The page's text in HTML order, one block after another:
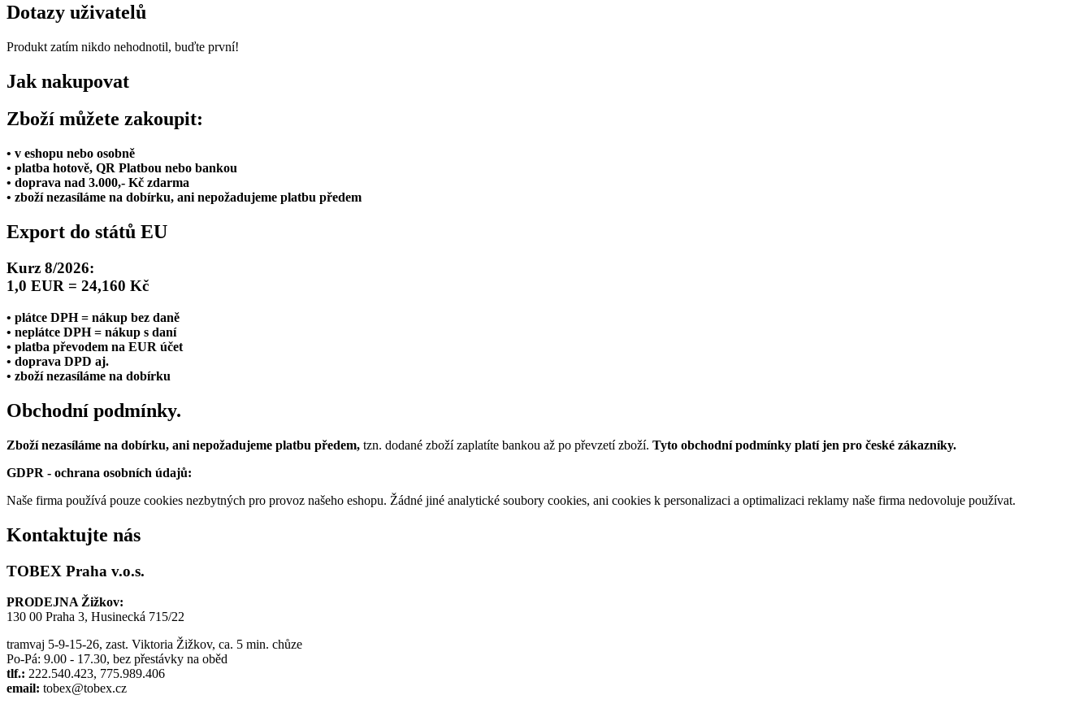
Dotazy uživatelů
Produkt zatím nikdo nehodnotil, buďte první!
Jak nakupovat
Zboží můžete zakoupit:
• v eshopu nebo osobně
• platba hotově, QR Platbou nebo bankou
• doprava nad 3.000,- Kč zdarma
• zboží nezasíláme na dobírku, ani nepožadujeme platbu předem
Export do států EU
Kurz 8/2026:
1,0 EUR = 24,160 Kč
• plátce DPH = nákup bez daně
• neplátce DPH = nákup s daní
• platba převodem na EUR účet
• doprava DPD aj.
• zboží nezasíláme na dobírku
Obchodní podmínky.
Zboží nezasíláme na dobírku, ani nepožadujeme platbu předem, tzn. dodané zboží zaplatíte bankou až po převzetí zboží. Tyto obchodní podmínky platí jen pro české zákazníky.
GDPR - ochrana osobních údajů:
Naše firma používá pouze cookies nezbytných pro provoz našeho eshopu. Žádné jiné analytické soubory cookies, ani cookies k personalizaci a optimalizaci reklamy naše firma nedovoluje používat.
Kontaktujte nás
TOBEX Praha v.o.s.
PRODEJNA Žižkov:
130 00 Praha 3, Husinecká 715/22
tramvaj 5-9-15-26, zast. Viktoria Žižkov, ca. 5 min. chůze
Po-Pá: 9.00 - 17.30, bez přestávky na oběd
tlf.: 222.540.423, 775.989.406
email: tobex@tobex.cz